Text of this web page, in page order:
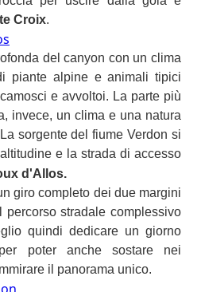
Croix.
del canyon con un clima
piante alpine e animali tipici
e avvoltoi. La parte più
invece, un clima e una natura
sorgente del fiume Verdon si
e la strada di accesso
d'Allos.
giro completo dei due margini
stradale complessivo
quindi dedicare un giorno
poter anche sostare nei
il panorama unico.